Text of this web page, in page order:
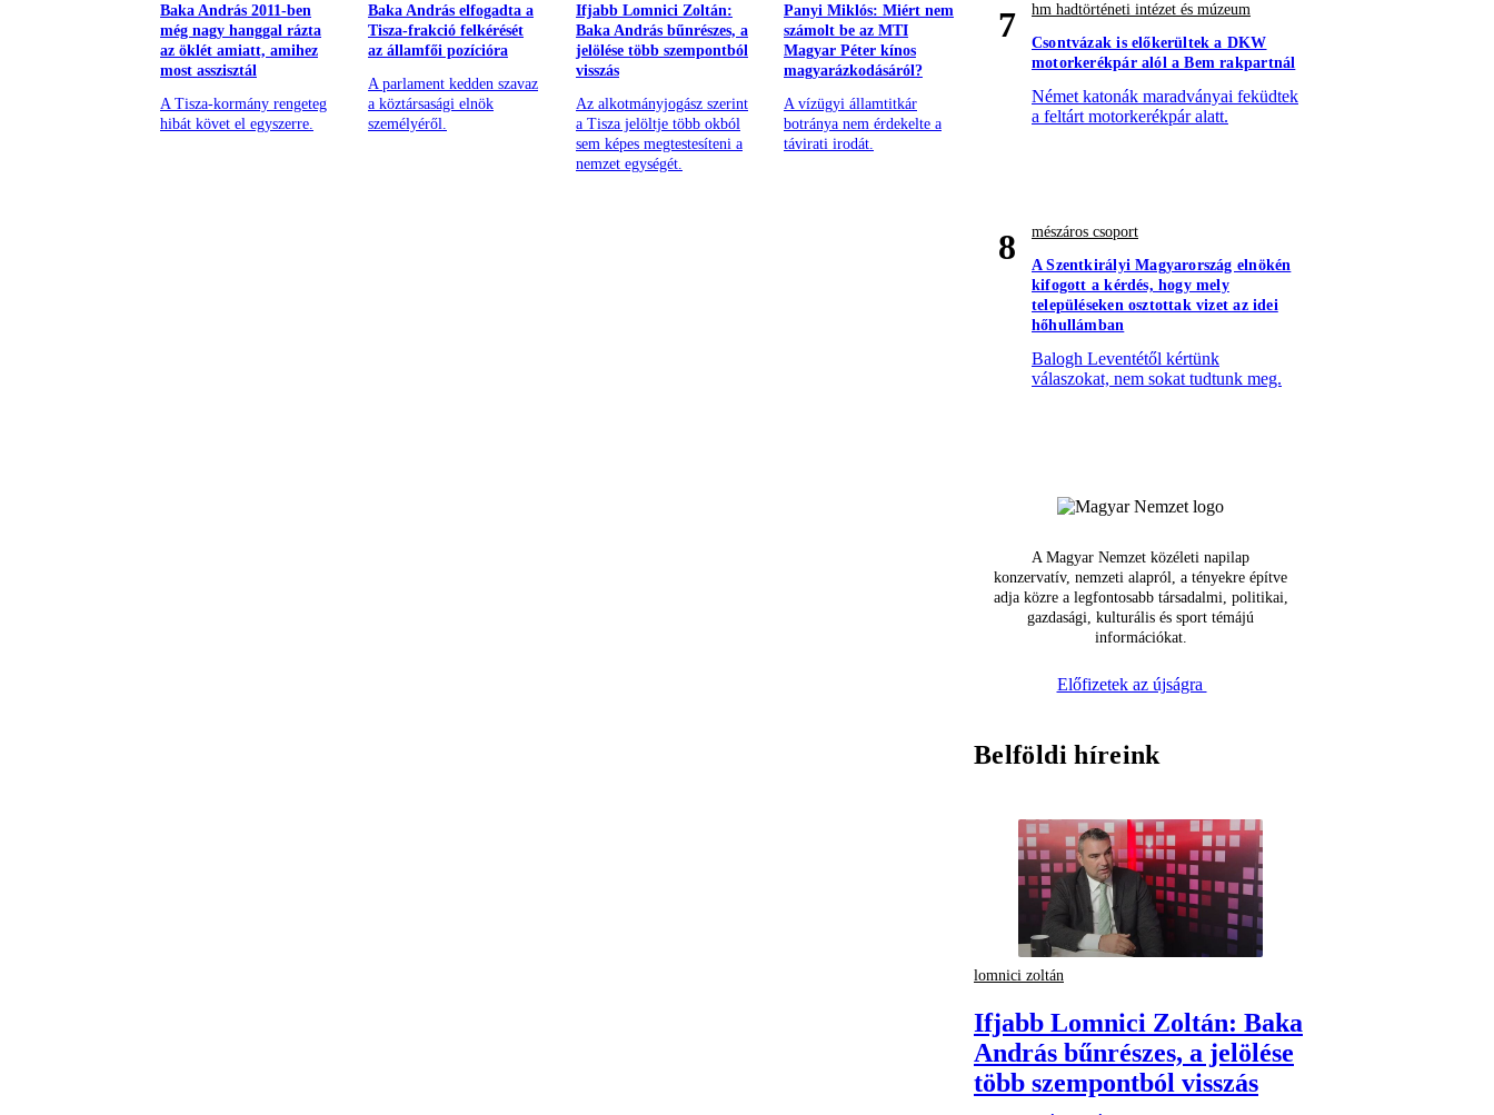
Baka András 2011-ben
még nagy hanggal rázta
az öklét amiatt, amihez
most asszisztál
A Tisza-kormány rengeteg
hibát követ el egyszerre.
Baka András elfogadta a
Tisza-frakció felkérését
az államfői pozícióra
A parlament kedden szavaz
a köztársasági elnök
személyéről.
Ifjabb Lomnici Zoltán:
Baka András bűnrészes, a
jelölése több szempontból
visszás
Az alkotmányjogász szerint
a Tisza jelöltje több okból
sem képes megtestesíteni a
nemzet egységét.
Panyi Miklós: Miért nem
számolt be az MTI
Magyar Péter kínos
magyarázkodásáról?
A vízügyi államtitkár
botránya nem érdekelte a
távirati irodát.
7
hm hadtörténeti intézet és múzeum
Csontvázak is előkerültek a DKW
motorkerékpár alól a Bem rakpartnál
Német katonák maradványai feküdtek
a feltárt motorkerékpár alatt.
8
mészáros csoport
A Szentkirályi Magyarország elnökén
kifogott a kérdés, hogy mely
településeken osztottak vizet az idei
hőhullámban
Balogh Leventétől kértünk
válaszokat, nem sokat tudtunk meg.
A Magyar Nemzet közéleti napilap
konzervatív, nemzeti alapról, a tényekre építve
adja közre a legfontosabb társadalmi, politikai,
gazdasági, kulturális és sport témájú
információkat.
Előfizetek az újságra
Belföldi híreink
lomnici zoltán
Ifjabb Lomnici Zoltán: Baka
András bűnrészes, a jelölése
több szempontból visszás